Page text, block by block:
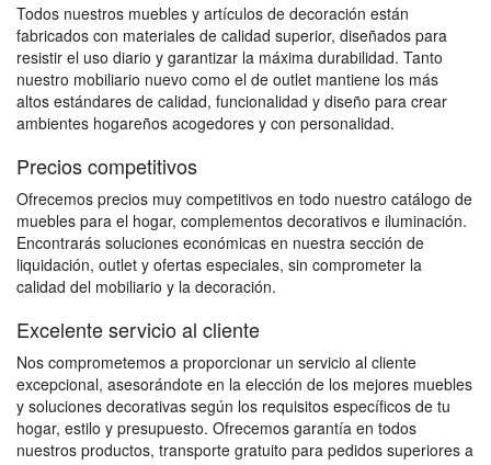
Todos nuestros muebles y artículos de decoración están
fabricados con materiales de calidad superior, diseñados para
resistir el uso diario y garantizar la máxima durabilidad. Tanto
nuestro mobiliario nuevo como el de outlet mantiene los más
altos estándares de calidad, funcionalidad y diseño para crear
ambientes hogareños acogedores y con personalidad.
Precios competitivos
Ofrecemos precios muy competitivos en todo nuestro catálogo de
muebles para el hogar, complementos decorativos e iluminación.
Encontrarás soluciones económicas en nuestra sección de
liquidación, outlet y ofertas especiales, sin comprometer la
calidad del mobiliario y la decoración.
Excelente servicio al cliente
Nos comprometemos a proporcionar un servicio al cliente
excepcional, asesorándote en la elección de los mejores muebles
y soluciones decorativas según los requisitos específicos de tu
hogar, estilo y presupuesto. Ofrecemos garantía en todos
nuestros productos, transporte gratuito para pedidos superiores a